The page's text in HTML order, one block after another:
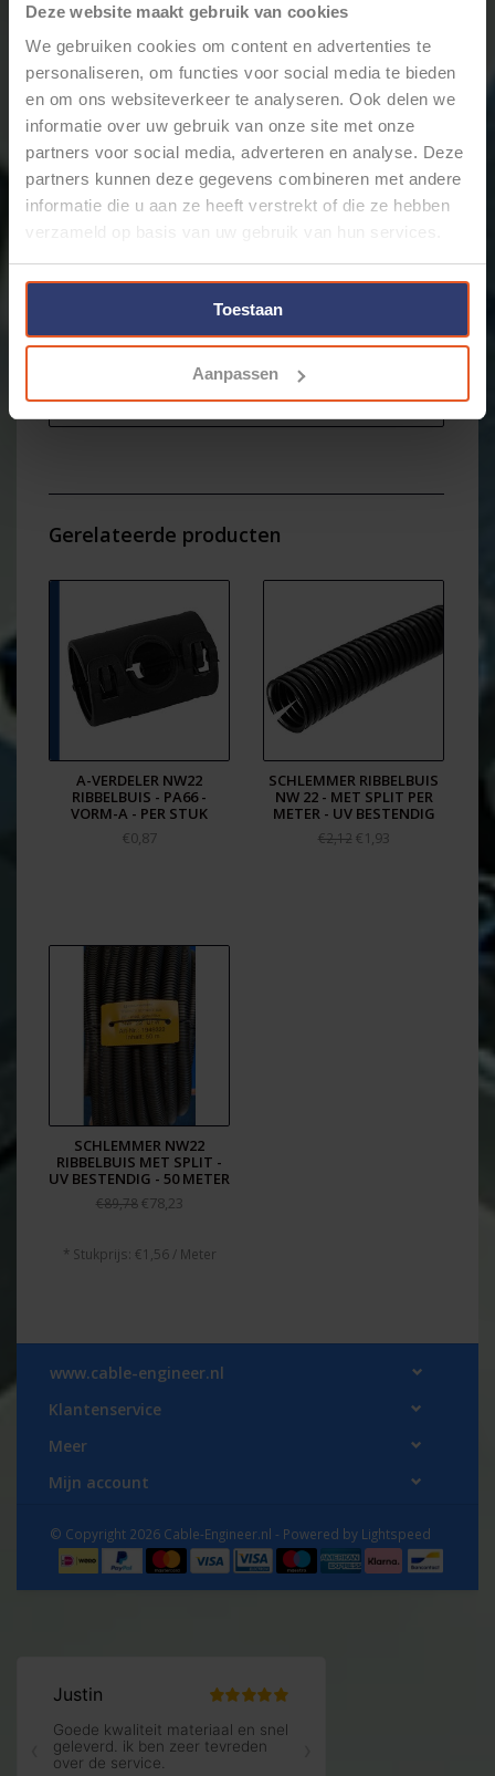
Deze website maakt gebruik van cookies
We gebruiken cookies om content en advertenties te
personaliseren, om functies voor social media te bieden
en om ons websiteverkeer te analyseren. Ook delen we
informatie over uw gebruik van onze site met onze
partners voor social media, adverteren en analyse. Deze
partners kunnen deze gegevens combineren met andere
informatie die u aan ze heeft verstrekt of die ze hebben
verzameld op basis van uw gebruik van hun services.
Toestaan
Aanpassen
Afdrukken
Informatie Reviews(0)
Artikelnummer:
9817212
Voorraad:
444
Schlemmer Polyflex Y-splitsing Ribbelbuis - NW 22-
22-22 - Vorm N - PA66 - 9817212
Professionele afwerking van je projecten met deze Y-
Geschikt voor ribbelbuizen met en zonder split met
normaal en UFW profiel
Gemaakt van PA66 maat: NW 22-22-22
Gebruikstemperatuur: -40 °C t/m +135 °C
ETIM class: EC001172
Gerelateerde producten
A-VERDELER NW22
RIBBELBUIS - PA66 -
VORM-A - PER STUK
€0,87
SCHLEMMER RIBBELBUIS
NW 22 - MET SPLIT PER
METER - UV BESTENDIG
€2,12 €1,93
SCHLEMMER NW22
RIBBELBUIS MET SPLIT -
UV BESTENDIG - 50 METER
€89,78€78,23
* Stukprijs: €1,56 / Meter
www.cable-engineer.nl
Klantenservice
Meer
Mijn account
© Copyright 2026 Cable-Engineer.nl - Powered by Lightspeed